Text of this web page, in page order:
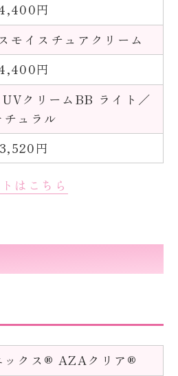
円
モイスチュアクリーム
円
クリームBB ライト／
チュラル
3,520円
はこちら
ックス® AZAクリア®